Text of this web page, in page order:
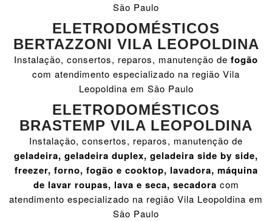
São Paulo
ELETRODOMÉSTICOS
BERTAZZONI VILA LEOPOLDINA
Instalação, consertos, reparos, manutenção de fogão
com atendimento especializado na região Vila
Leopoldina em São Paulo
ELETRODOMÉSTICOS
BRASTEMP VILA LEOPOLDINA
Instalação, consertos, reparos, manutenção de
geladeira, geladeira duplex, geladeira side by side,
freezer, forno, fogão e cooktop, lavadora, máquina
de lavar roupas, lava e seca, secadora com
atendimento especializado na região Vila Leopoldina em
São Paulo